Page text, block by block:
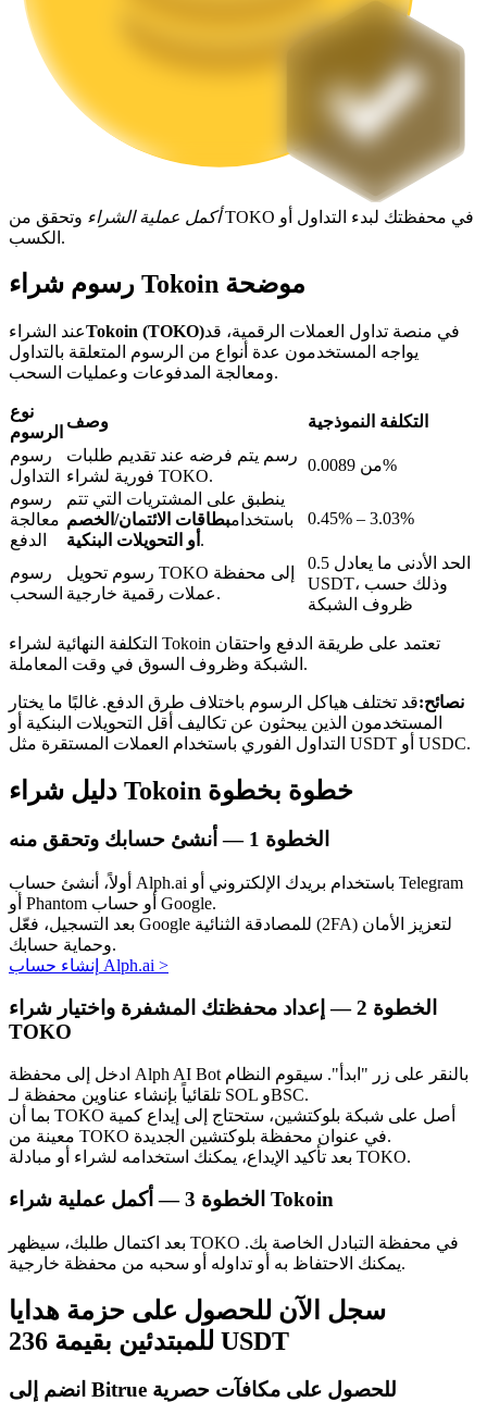
التوقيع المساحي
عوائد عالية والوصول الفوري
Launchpool
الرهان المرن لكسب العملات الرقمية الشهيرة
عمليات احتجاز BTR
استثمارات حصرية لحاملي BTR
القروض
خدمة الاقتراض المدعومة بالعملات المشفرة
الاستثمار التلقائي
احصل على أرباح طويلة الأجل وفوائد مرنة
تعلم الستاكينغ
أكمل عملية الشراء وتحقق من TOKO في محفظتك لبدء التداول أو
الكسب.
رسوم شراء Tokoin موضحة
عند الشراءTokoin (TOKO)في منصة تداول العملات الرقمية، قد
يواجه المستخدمون عدة أنواع من الرسوم المتعلقة بالتداول
ومعالجة المدفوعات وعمليات السحب.
نوع
الرسوم
وصف
التكلفة النموذجية
رسوم
التداول
رسم يتم فرضه عند تقديم طلبات
فورية لشراء TOKO.
من 0.0089%
رسوم
معالجة
الدفع
ينطبق على المشتريات التي تتم
باستخدامبطاقات الائتمان/الخصم
أو التحويلات البنكية .
0.45% – 3.03%
رسوم
السحب
رسوم تحويل TOKO إلى محفظة
عملات رقمية خارجية.
الحد الأدنى ما يعادل 0.5
USDT، وذلك حسب
ظروف الشبكة
التكلفة النهائية لشراء Tokoin تعتمد على طريقة الدفع واحتقان
الشبكة وظروف السوق في وقت المعاملة.
نصائح:قد تختلف هياكل الرسوم باختلاف طرق الدفع. غالبًا ما يختار
المستخدمون الذين يبحثون عن تكاليف أقل التحويلات البنكية أو
التداول الفوري باستخدام العملات المستقرة مثل USDT أو USDC.
دليل شراء Tokoin خطوة بخطوة
الخطوة أنشئ حسابك وتحقق منه
أولاً، أنشئ حساب Alph.ai باستخدام بريدك الإلكتروني أو Telegram
أو Phantom أو حساب Google.
بعد التسجيل، فعّل Google للمصادقة الثنائية (2FA) لتعزيز الأمان
وحماية حسابك.
إنشاء حساب Alph.ai >
الخطوة
إعداد محفظتك المشفرة واختيار شراء
TOKO
ادخل إلى محفظة Alph AI Bot بالنقر على زر "ابدأ". سيقوم النظام
تلقائياً بإنشاء عناوين محفظة لـ SOL وBSC.
بما أن TOKO أصل على شبكة بلوكتشين، ستحتاج إلى إيداع كمية
معينة من TOKO في عنوان محفظة بلوكتشين الجديدة.
بعد تأكيد الإيداع، يمكنك استخدامه لشراء أو مبادلة TOKO.
الخطوة أكمل عملية شراء Tokoin
بعد اكتمال طلبك، سيظهر TOKO في محفظة التبادل الخاصة بك.
يمكنك الاحتفاظ به أو تداوله أو سحبه من محفظة خارجية.
سجل الآن للحصول على حزمة هدايا
للمبتدئين بقيمة 236 USDT
انضم إلى Bitrue للحصول على مكافآت حصرية